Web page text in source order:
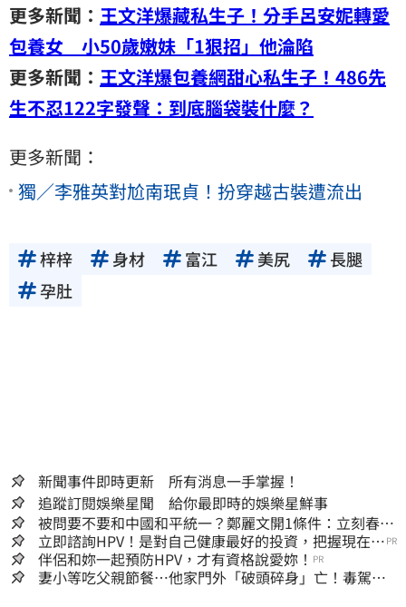
更多新聞： 王文洋爆藏私生子！分手呂安妮轉愛
包養女 小50歲嫩妹「1狠招」他淪陷
更多新聞： 王文洋爆包養網甜心私生子！486先
生不忍122字發聲：到底腦袋裝什麼？
更多新聞：
獨／李雅英對尬南珉貞！扮穿越古裝遭流出
梓梓 身材 富江 美尻
長腿
孕肚
新聞事件即時更新 所有消息一手掌握！
追蹤訂閱娛樂星聞 給你最即時的娛樂星鮮事
被問要不要和中國和平統一？鄭麗文開1條件：立刻春暖
花開
立即諮詢HPV！是對自己健康最好的投資，把握現在不
嫌晚！
PR
伴侶和妳一起預防HPV，才有資格說愛妳！ PR
妻小等吃父親節餐⋯他家門外「破頭碎身」亡！毒駕男